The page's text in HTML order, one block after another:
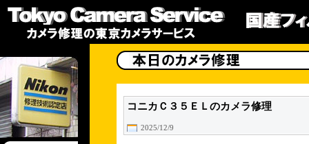
コニカＣ３５ＥＬのカメラ修理
2025/12/9